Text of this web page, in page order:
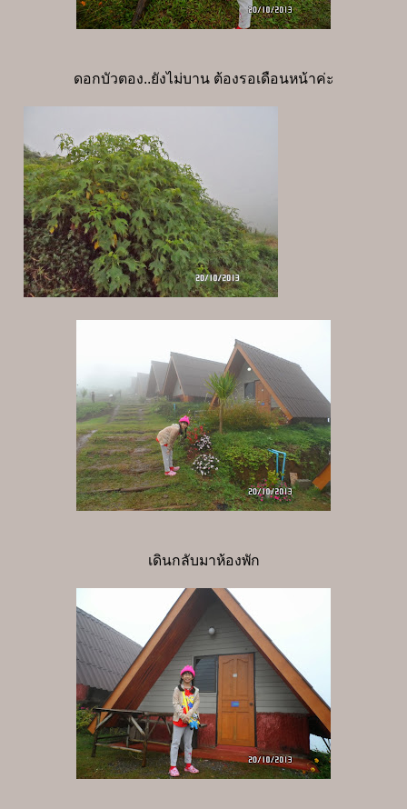
ดอกบัวตอง..ยังไม่บาน ต้องรอเดือนหน้าค่ะ
เดินกลับมาห้องพัก